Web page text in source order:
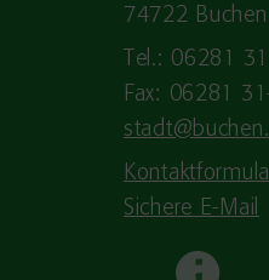
74722 Buchen
Tel.: 06281
Fax: 06281
Sichere E-Mail